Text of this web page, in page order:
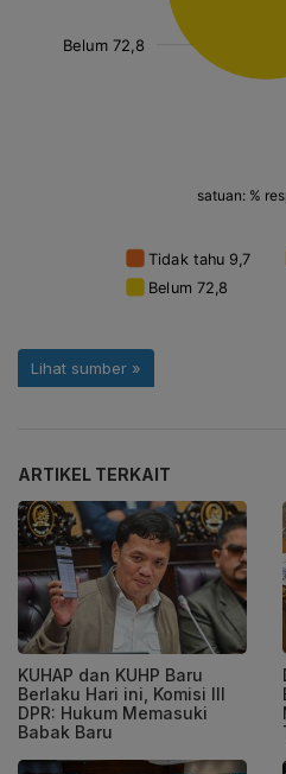
ARTIKEL TERKAIT
KUHAP dan KUHP Baru
Berlaku Hari ini, Komisi III
DPR: Hukum Memasuki
Babak Baru